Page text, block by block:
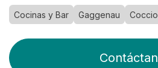
Cocinas y Bar Gaggenau